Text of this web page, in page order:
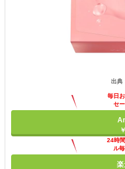
出典
毎日
セ
24時
ル